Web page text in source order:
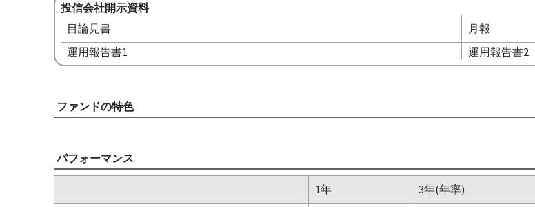
投信会社開示資料
目論見書
月報
運用報告書1
運用報告書2
ファンドの特色
パフォーマンス
1年 3年(年率)